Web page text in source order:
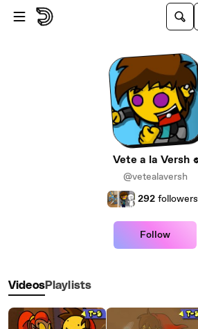
Skip to main content
Vete a la Versh
@vetealaversh
292 followers
Follow
VideosPlaylists